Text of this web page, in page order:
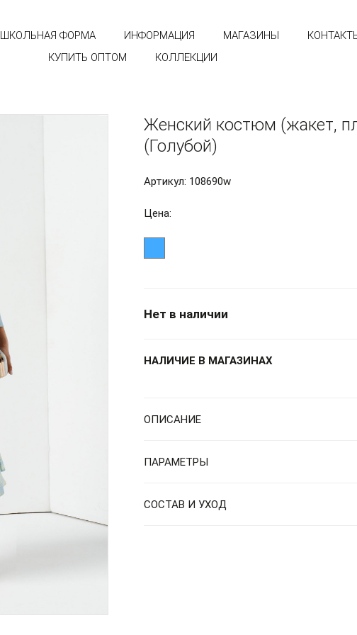
ШКОЛЬНАЯ ФОРМА ИНФОРМАЦИЯ МАГАЗИНЫ
КУПИТЬ ОПТОМ
КОЛЛЕКЦИИ
Женский костюм (жакет,
(Голубой)
Артикул: 108690w
Цена:
Нет в наличии
НАЛИЧИЕ В МАГАЗИНАХ
ОПИСАНИЕ
ПАРАМЕТРЫ
СОСТАВ И УХОД